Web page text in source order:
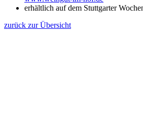
erhältlich auf dem Stuttgarter
zurück zur Übersicht